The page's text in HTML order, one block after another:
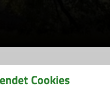
Cookies